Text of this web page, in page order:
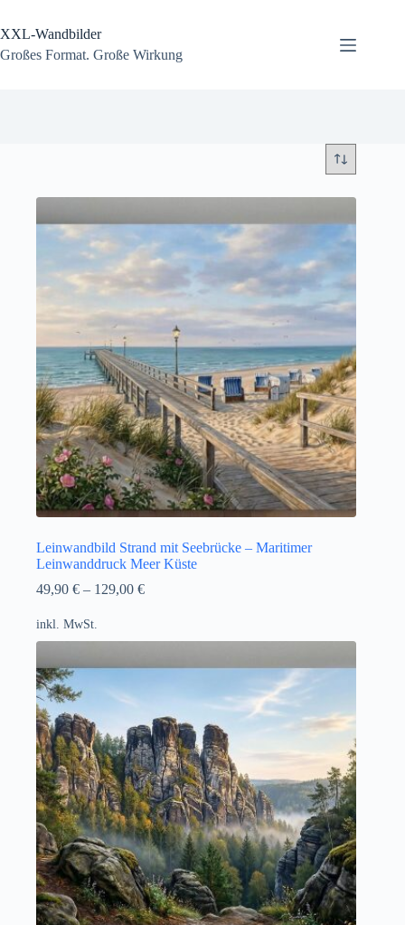
springen
XXL-Wandbilder
Großes Format. Große Wirkung
Leinwandbild Strand mit Seebrücke – Maritimer
Leinwanddruck Meer Küste
49,90 € – 129,00 €
inkl. MwSt.